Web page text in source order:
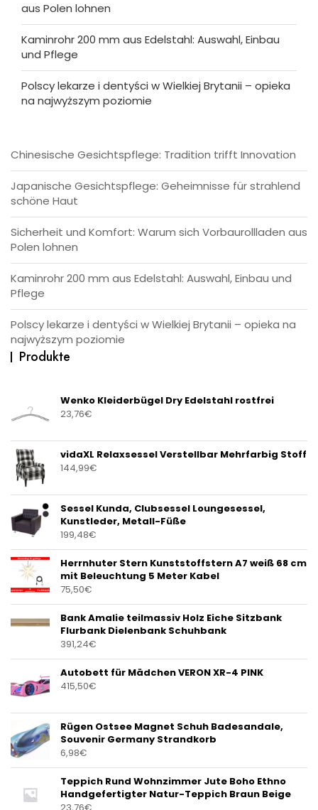
aus Polen lohnen
Kaminrohr 200 mm aus Edelstahl: Auswahl, Einbau
und Pflege
Polscy lekarze i dentyści w Wielkiej Brytanii – opieka
na najwyższym poziomie
Chinesische Gesichtspflege: Tradition trifft Innovation
Japanische Gesichtspflege: Geheimnisse für strahlend
schöne Haut
Sicherheit und Komfort: Warum sich Vorbaurollladen aus
Polen lohnen
Kaminrohr 200 mm aus Edelstahl: Auswahl, Einbau und
Pflege
Polscy lekarze i dentyści w Wielkiej Brytanii – opieka na
najwyższym poziomie
Produkte
Wenko Kleiderbügel Dry Edelstahl rostfrei
23,76€
vidaXL Relaxsessel Verstellbar Mehrfarbig Stoff
144,99€
Sessel Kunda, Clubsessel Loungesessel,
Kunstleder, Metall-Füße
199,48€
Herrnhuter Stern Kunststoffstern A7 weiß 68 cm
mit Beleuchtung 5 Meter Kabel
75,50€
Bank Amalie teilmassiv Holz Eiche Sitzbank
Flurbank Dielenbank Schuhbank
391,24€
Autobett für Mädchen VERON XR-4 PINK
415,50€
Rügen Ostsee Magnet Schuh Badesandale,
Souvenir Germany Strandkorb
6,98€
Teppich Rund Wohnzimmer Jute Boho Ethno
Handgefertigter Natur-Teppich Braun Beige